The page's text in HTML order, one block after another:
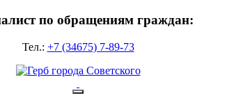
по обращениям граждан:
Тел.: +7 (34675) 7-89-73